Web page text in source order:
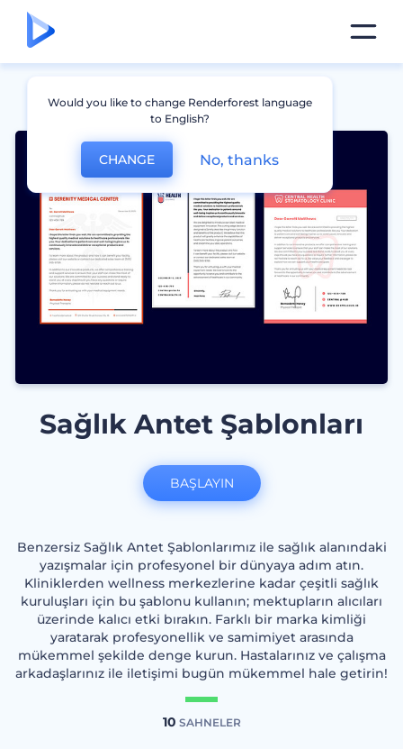
Sağlık Antet Şablonları
Benzersiz Sağlık Antet Şablonlarımız ile sağlık alanındaki
yazışmalar için profesyonel bir dünyaya adım atın.
Kliniklerden wellness merkezlerine kadar çeşitli sağlık
kuruluşları için bu şablonu kullanın; mektupların alıcıları
üzerinde kalıcı etki bırakın. Farklı bir marka kimliği
yaratarak profesyonellik ve samimiyet arasında
mükemmel şekilde denge kurun. Hastalarınız ve çalışma
arkadaşlarınız ile iletişimi bugün mükemmel hale getirin!
10 SAHNELER
BAŞLAYIN
Would you like to change Renderforest language
to English?
CHANGE No, thanks